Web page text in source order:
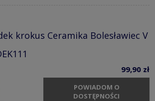
krokus Ceramika Bolesławiec V
99,90 zł
POWIADOM O
DOSTĘPNOŚCI